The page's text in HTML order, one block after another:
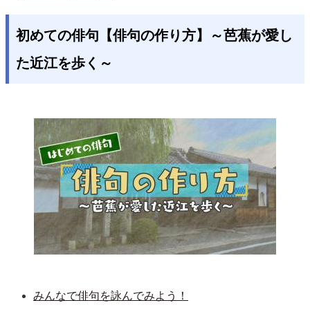
初めての俳句【俳句の作り方】～芭蕉が愛し
た近江を歩く～
みんなで俳句を詠んでみよう！